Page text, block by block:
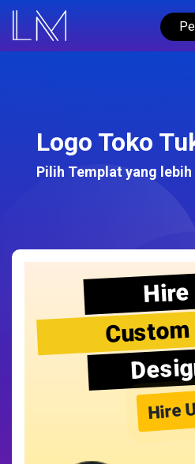
Logo Toko
Pilih Templat yang
Hire
Hire